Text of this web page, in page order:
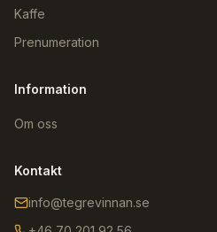
Kaffe
Prenumeration
Information
Om oss
Kontakt
info@tegrevinnan.se